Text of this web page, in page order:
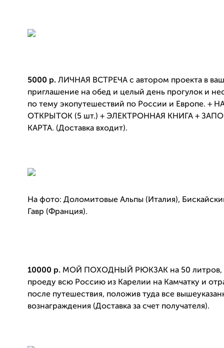
5000 р. ЛИЧНАЯ ВСТРЕЧА с автором проекта в
приглашение на обед и целый день прогулок и
по тему экопутешествий по России и Европе. +
ОТКРЫТОК (5 шт.) + ЭЛЕКТРОННАЯ КНИГА +
КАРТА. (Доставка входит).
На фото: Доломитовые Альпы (Италия),
Гавр (Франция).
10000 р. МОЙ ПОХОДНЫЙ РЮКЗАК на 50 литров,
проеду всю Россию из Карелии на Камчатку и
после путешествия, положив туда все
вознаграждения (Доставка за счет получателя).